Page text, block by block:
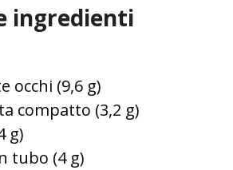
ingredienti
occhi (9,6 g)
compatto (3,2 g)
g)
tubo (4 g)